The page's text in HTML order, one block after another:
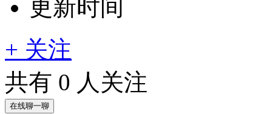
更新时间
+ 关注
共有 0 人关注
在线聊一聊